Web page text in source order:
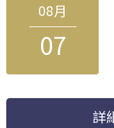
08月
07
詳